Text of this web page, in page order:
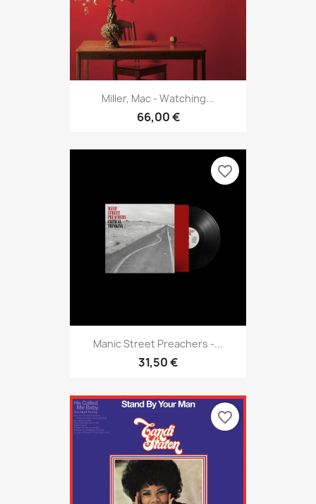
Miller, Mac - Watching...
66,00 €
Manic Street Preachers -...
31,50 €
favorite_border
favorite_border